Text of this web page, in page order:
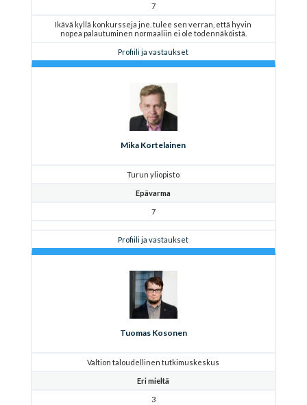
7
Ikävä kyllä konkursseja jne. tulee sen verran, että hyvin
nopea palautuminen normaaliin ei ole todennäköistä.
Profiili ja vastaukset
Mika Kortelainen
Turun yliopisto
Epävarma
7
Profiili ja vastaukset
Tuomas Kosonen
Valtion taloudellinen tutkimuskeskus
Eri mieltä
3